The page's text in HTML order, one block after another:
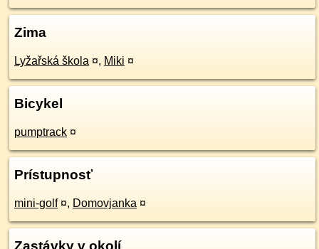
Zima
Lyžařská škola ¤, Miki ¤
Bicykel
pumptrack ¤
Prístupnosť
mini-golf ¤, Domovjanka ¤
Zastávky v okolí